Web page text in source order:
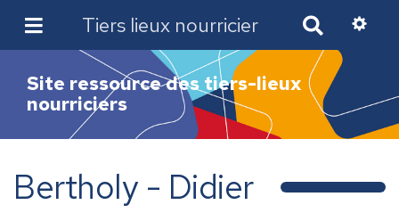
Tiers lieux nourricier
c
h
e
r
c
e
Site ressource des tiers-lieux
nourriciers
Bertholy - Didier